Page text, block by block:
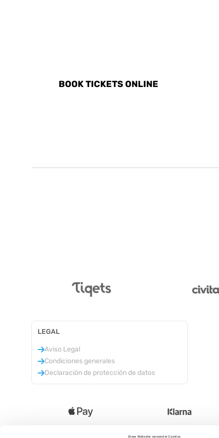
Diese Webseite verwendet Cookies
BOOK TICKETS ONLINE
LEGAL
Aviso Legal
Condiciones generales
Declaración de protección de datos